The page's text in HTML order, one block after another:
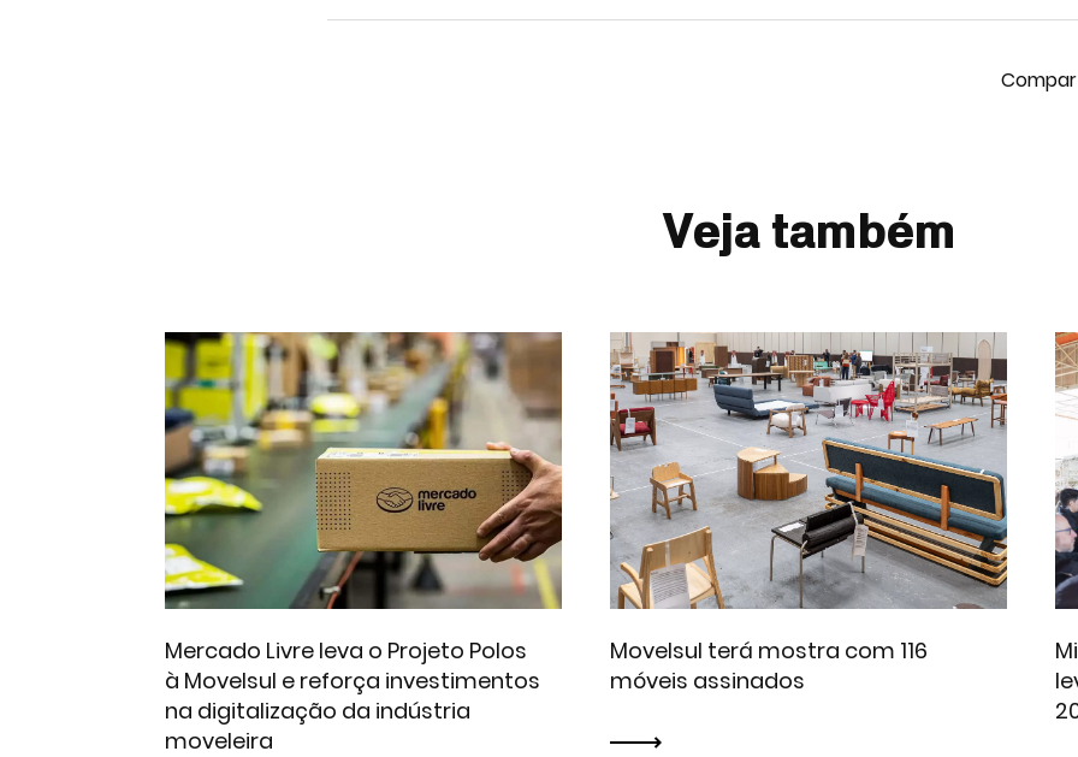
Veja também
Mercado Livre leva o Projeto Polos
à Movelsul e reforça investimentos
na digitalização da indústria
moveleira
Movelsul terá mostra com 116
móveis assinados